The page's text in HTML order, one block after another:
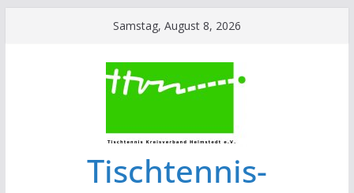
Samstag, August 8, 2026
Tischtennis-